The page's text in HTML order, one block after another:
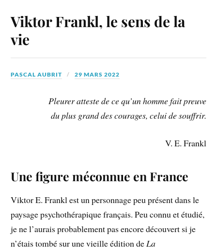
Viktor Frankl, le sens de la
vie
PASCAL AUBRIT 29 MARS 2022
Pleurer atteste de ce qu’un homme fait preuve
du plus grand des courages, celui de souffrir.
V. E. Frankl
Une figure méconnue en France
Viktor E. Frankl est un personnage peu présent dans le
paysage psychothérapique français. Peu connu et étudié,
je ne l’aurais probablement pas encore découvert si je
n’étais tombé sur une vieille édition deLa